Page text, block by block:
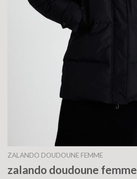
ZALANDO DOUDOUNE FEMME
zalando doudoune femme